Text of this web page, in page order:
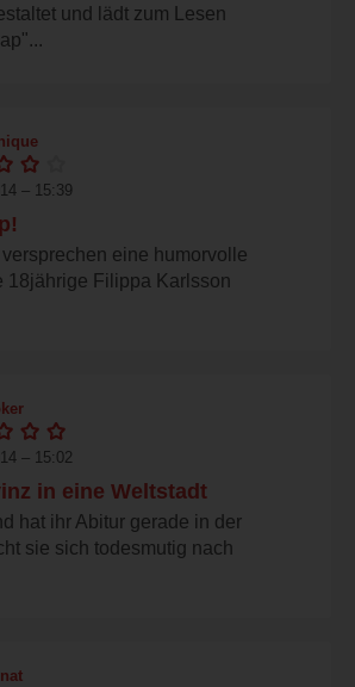
und lädt zum Lesen
– 15:39
eine humorvolle
18jährige Filippa Karlsson
– 15:02
in eine Weltstadt
hat ihr Abitur gerade in der
sie sich todesmutig nach